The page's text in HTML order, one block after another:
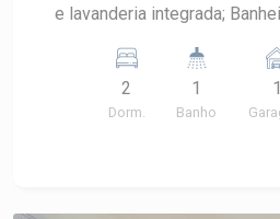
e lavanderia integrada; Banheiro
quadra esportiva, 2
2
Dorm.
1
Banho
1